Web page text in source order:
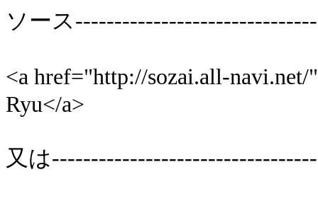
ソース
<a href="http://sozai.all-
Ryu</a>
又は